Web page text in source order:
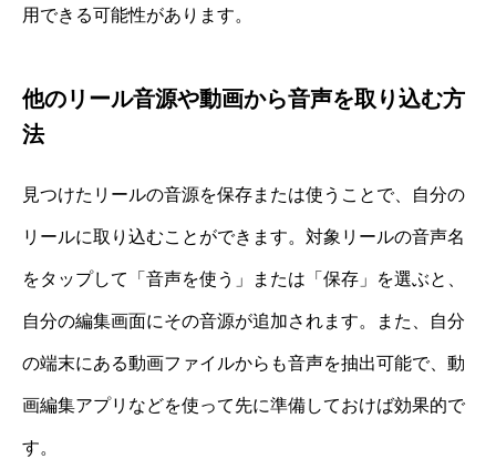
用できる可能性があります。
他のリール音源や動画から音声を取り込む方
法
見つけたリールの音源を保存または使うことで、自分の
リールに取り込むことができます。対象リールの音声名
をタップして「音声を使う」または「保存」を選ぶと、
自分の編集画面にその音源が追加されます。また、自分
の端末にある動画ファイルからも音声を抽出可能で、動
画編集アプリなどを使って先に準備しておけば効果的で
す。